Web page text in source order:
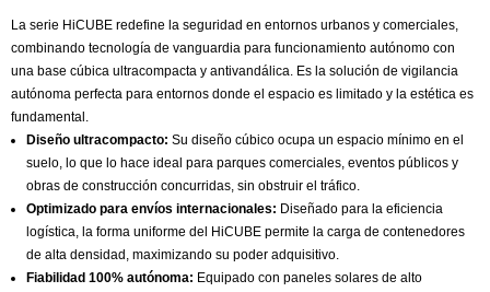
La serie HiCUBE redefine la seguridad en entornos urbanos y comerciales,
combinando tecnología de vanguardia para funcionamiento autónomo con
una base cúbica ultracompacta y antivandálica. Es la solución de vigilancia
autónoma perfecta para entornos donde el espacio es limitado y la estética es
fundamental.
Diseño ultracompacto: Su diseño cúbico ocupa un espacio mínimo en el
suelo, lo que lo hace ideal para parques comerciales, eventos públicos y
obras de construcción concurridas, sin obstruir el tráfico.
Optimizado para envíos internacionales: Diseñado para la eficiencia
logística, la forma uniforme del HiCUBE permite la carga de contenedores
de alta densidad, maximizando su poder adquisitivo.
Fiabilidad 100% autónoma: Equipado con paneles solares de alto